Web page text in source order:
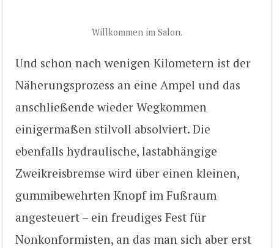
Willkommen im Salon.
Und schon nach wenigen Kilometern ist der
Näherungsprozess an eine Ampel und das
anschließende wieder Wegkommen
einigermaßen stilvoll absolviert. Die
ebenfalls hydraulische, lastabhängige
Zweikreisbremse wird über einen kleinen,
gummibewehrten Knopf im Fußraum
angesteuert – ein freudiges Fest für
Nonkonformisten, an das man sich aber erst